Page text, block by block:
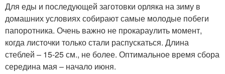
Для еды и последующей заготовки орляка на зиму в
домашних условиях собирают самые молодые побеги
папоротника. Очень важно не прокараулить момент,
когда листочки только стали распускаться. Длина
стеблей – 15-25 см., не более. Оптимальное время сбора
середина мая – начало июня.